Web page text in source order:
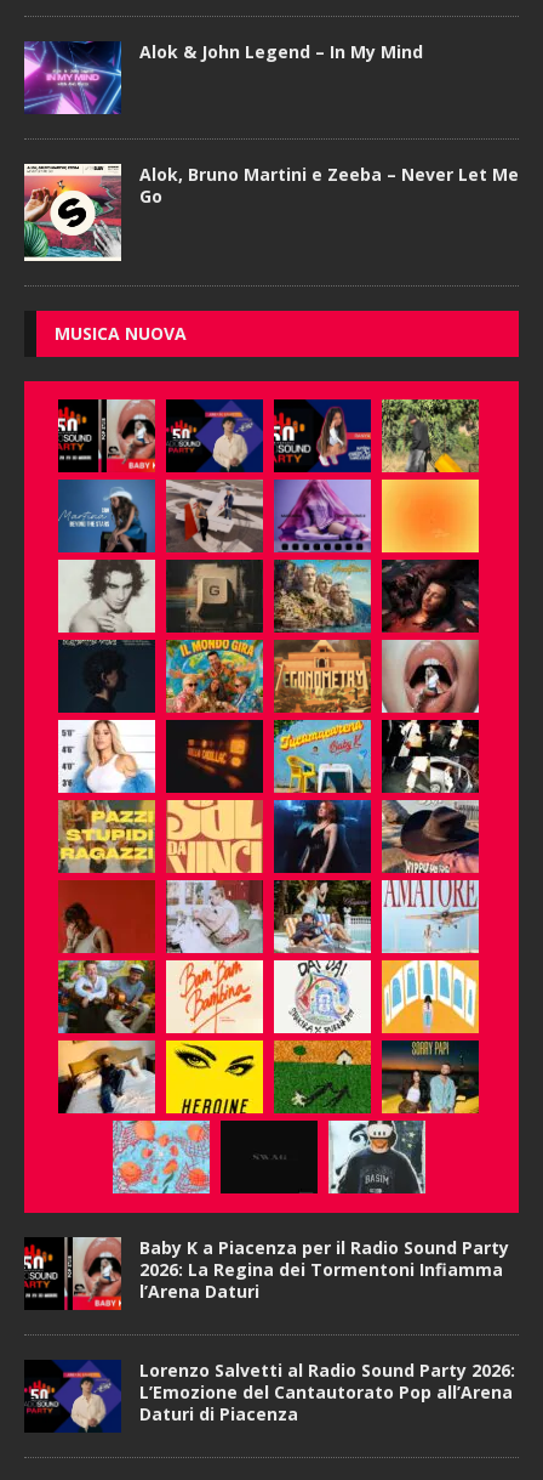
Alok & John Legend – In My Mind
Alok, Bruno Martini e Zeeba – Never Let Me
Go
MUSICA NUOVA
Baby K a Piacenza per il Radio Sound Party
2026: La Regina dei Tormentoni Infiamma
l’Arena Daturi
Lorenzo Salvetti al Radio Sound Party 2026:
L’Emozione del Cantautorato Pop all’Arena
Daturi di Piacenza